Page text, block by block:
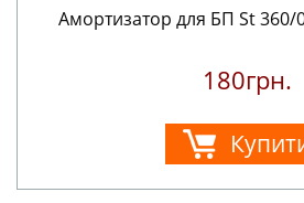
Амортизатор для БП St 360/
180грн.